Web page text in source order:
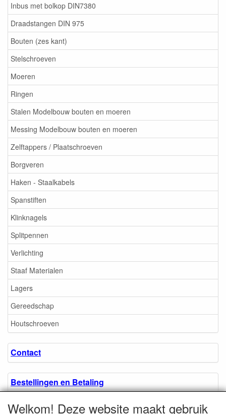
Inbus met bolkop DIN7380
Draadstangen DIN 975
Bouten (zes kant)
Stelschroeven
Moeren
Ringen
Stalen Modelbouw bouten en moeren
Messing Modelbouw bouten en moeren
Zelftappers / Plaatschroeven
Borgveren
Haken - Staalkabels
Spanstiften
Klinknagels
Splitpennen
Verlichting
Staaf Materialen
Lagers
Gereedschap
Houtschroeven
Contact
Bestellingen en Betaling
Welkom! Deze website maakt gebruik